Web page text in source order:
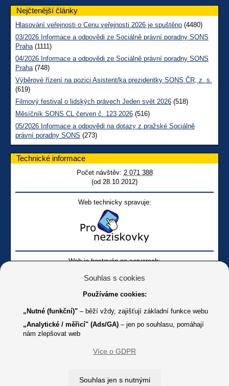
Nejčtenější články
Hlasování veřejnosti o Cenu veřejnosti 2026 je spuštěno (4480)
03/2026 Informace a odpovědi ze Sociálně právní poradny SONS
Praha(1111)
04/2026 Informace a odpovědi ze Sociálně právní poradny SONS
Praha(748)
Výběrové řízení na pozici Asistent/ka prezidentky SONS ČR, z. s.
(619)
Filmový festival o lidských právech Jeden svět 2026 (518)
Měsíčník SONS CL červen č. 123 2026 (516)
05/2026 Informace a odpovědi na dotazy z pražské Sociálně
právní poradny SONS (273)
Technické informace
Počet návštěv: 2 071 388
(od 28.10.2012)
Web technicky spravuje:
Web je hostován na serverech:
Online
Youtube SONS
K jakémukoliv užití textů a obrázků uvedených na tomto serveru je
Souhlas s cookies
Používáme cookies:
„Nutné (funkční)" – běží vždy, zajišťují základní funkce webu
„Analytické / měřicí" (Ads/GA) – jen po souhlasu, pomáhají
nám zlepšovat web
Více o GDPR
Souhlas jen s nutnými